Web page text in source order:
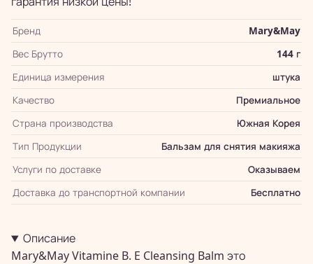
Бренд
Mary&May
Вес Брутто
144 г
Единица измерения
штука
Качество
Премиальное
Страна производства
Южная Корея
Тип Продукции
Бальзам для снятия макияжа
Услуги по доставке
Оказываем
Доставка до транспортной компании
Бесплатно
Описание
Mary&May Vitamine B. E Cleansing Balm это